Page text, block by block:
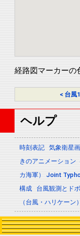
経路図マーカーの
< 台風
ヘルプ
時刻表記 気象衛星
きのアニメーション
カ海軍） Joint
構成
台風観測とド
（台風・ハリケーン）